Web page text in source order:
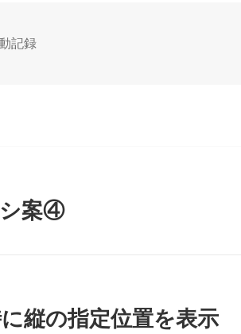
記録
シ案④
縦の指定位置を表示